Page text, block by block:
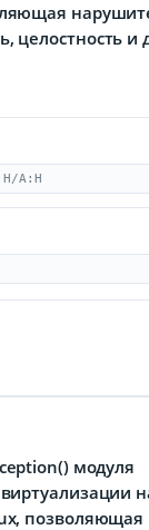
целостность и
A:H
модуля